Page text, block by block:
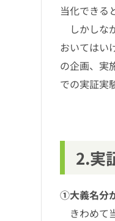
当化できる
しかしな
おいてはい
の企画、実
での実証実
2.実
①大義名分
きわめて